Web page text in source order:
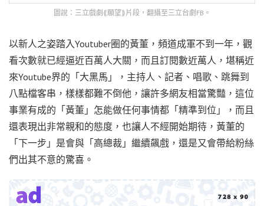
圖說：三立戲劇⟪願望⟫片段，翻攝至三立台劇FB。
以新人之姿踏入Youtuber圈的黃董，頻道成軍不到一年，觀
看次數就已經逼近百萬人大關，而且訂閱數近萬人，堪稱近
來Youtube界的「大黑馬」，主持人、記者、唱歌、跳舞到
八點檔客串，樣樣都難不倒他，讓許多網友相當驚豔，這位
事業有成的「黃董」怎能做任何事情都「精準到位」，而且
還表現出非常親和的態度，也讓人不經開始期待，黃董的
「下一步」是會與「高總裁」繼續飆戲，還是又會帶給粉絲
們出其不意的驚喜。